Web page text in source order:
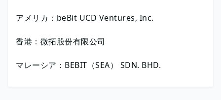
アメリカ：beBit UCD Ventures, Inc.
香港：微拓股份有限公司
マレーシア：BEBIT（SEA） SDN. BHD.